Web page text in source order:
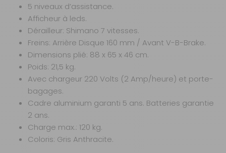
5 niveaux d’assistance.
Afficheur à leds.
Dérailleur: Shimano 7 vitesses.
Freins: Arrière Disque 160 mm / Avant V-B-Brake.
Dimensions plié: 88 x 65 x 46 cm.
Poids: 21,5 kg.
Avec chargeur 220 Volts (2 Amp/heure) et porte-
bagages.
Cadre aluminium garanti 5 ans. Batteries garantie
2 ans.
Charge max.: 120 kg.
Coloris: Gris Anthracite.